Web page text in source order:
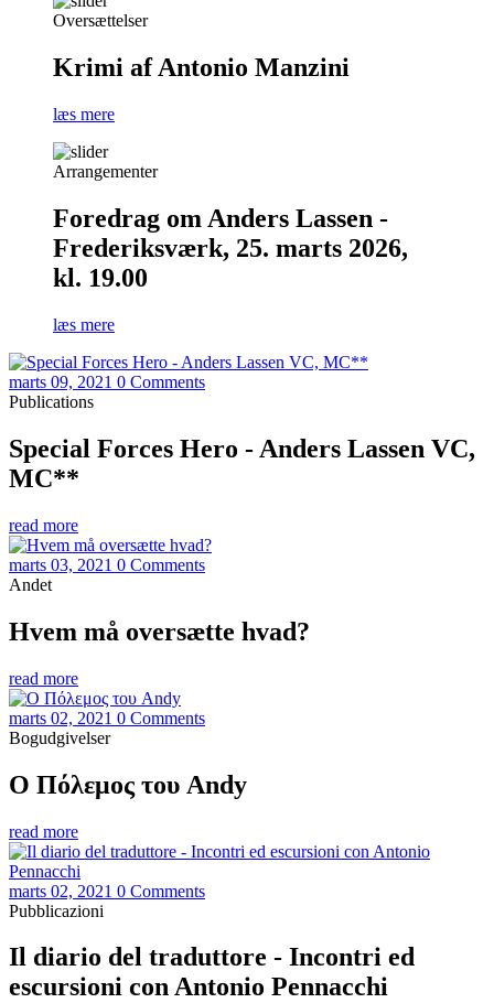
Oversættelser
Krimi af Antonio Manzini
læs mere
Arrangementer
Foredrag om Anders Lassen -
Frederiksværk, 25. marts 2026,
kl. 19.00
læs mere
marts 09, 2021 0 Comments
Publications
Special Forces Hero - Anders Lassen VC,
MC**
read more
marts 03, 2021 0 Comments
Andet
Hvem må oversætte hvad?
read more
marts 02, 2021 0 Comments
Bogudgivelser
Ο Πόλεμος του Andy
read more
marts 02, 2021 0 Comments
Pubblicazioni
Il diario del traduttore - Incontri ed
escursioni con Antonio Pennacchi